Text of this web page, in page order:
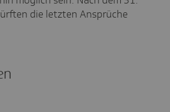
die letzten Ansprüche